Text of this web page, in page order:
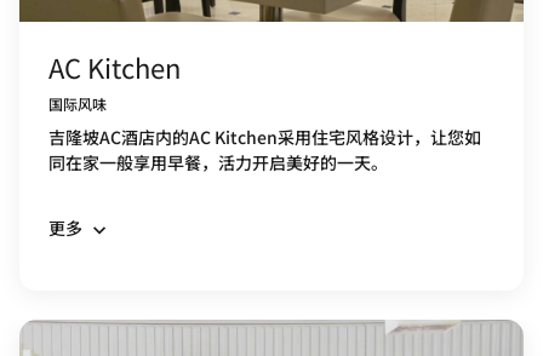
AC Kitchen
国际风味
吉隆坡AC酒店内的AC Kitchen采用住宅风格设计，让您如
同在家一般享用早餐，活力开启美好的一天。
更多